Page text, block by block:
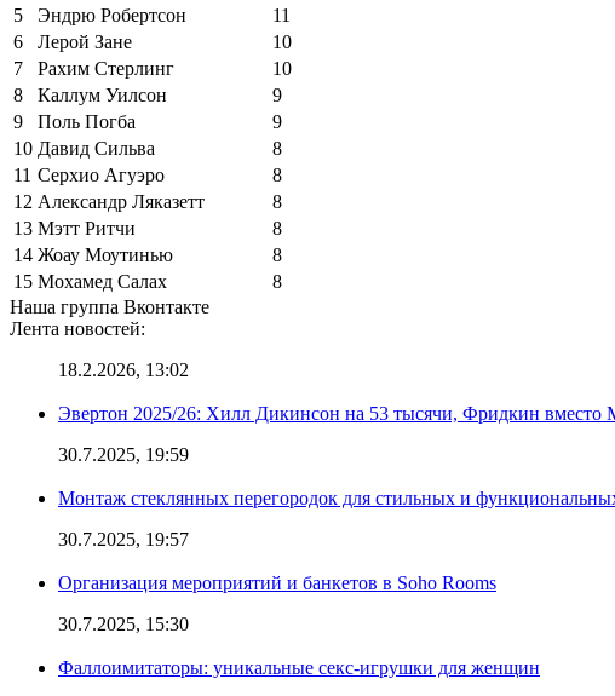
5
Эндрю Робертсон
11
6
Лерой Зане
10
7
Рахим Стерлинг
10
8
Каллум Уилсон
9
9
Поль Погба
9
10 Давид Сильва
8
11 Серхио Агуэро
8
12 Александр Ляказетт
8
13 Мэтт Ритчи
8
14 Жоау Моутинью
8
15 Мохамед Салах
8
Наша группа Вконтакте
Лента новостей:
18.2.2026, 13:02
Эвертон 2025/26: Хилл Дикинсон на 53 тысячи, Фридкин
30.7.2025, 19:59
Монтаж стеклянных перегородок для стильных и
30.7.2025, 19:57
Организация мероприятий и банкетов в Soho Rooms
30.7.2025, 15:30
Фаллоимитаторы: уникальные секс-игрушки для женщин